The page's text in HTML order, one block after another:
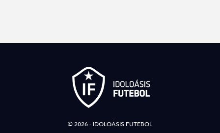
© 2026 - IDOLOÁSIS FUTEBOL